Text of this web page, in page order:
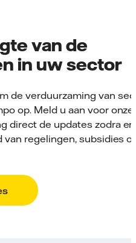
van de
in uw sector
de verduurzaming van
op. Meld u aan voor onze
direct de updates zodra er
regelingen, subsidies of